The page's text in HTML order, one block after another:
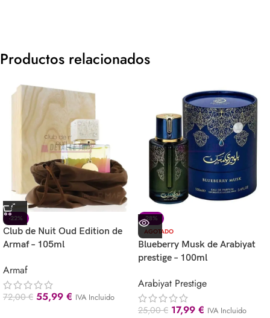
Productos relacionados
-22%
Club de Nuit Oud Edition de
Armaf – 105ml
Armaf
72,00€ 55,99 € IVA Incluido
-28%
AGOTADO
Blueberry Musk de Arabiyat
prestige – 100ml
Arabiyat Prestige
25,00€ 17,99 € IVA Incluido